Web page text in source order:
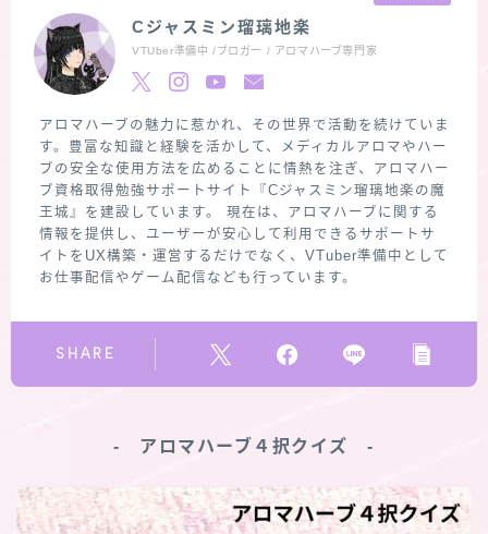
Cジャスミン瑠璃地楽
VTUber準備中 /ブロガー / アロマハーブ専門家
アロマハーブの魅力に惹かれ、その世界で活動を続けていま
す。豊富な知識と経験を活かして、メディカルアロマやハー
ブの安全な使用方法を広めることに情熱を注ぎ、アロマハー
ブ資格取得勉強サポートサイト『Cジャスミン瑠璃地楽の魔
王城』を建設しています。 現在は、アロマハーブに関する
情報を提供し、ユーザーが安心して利用できるサポートサ
イトをUX構築・運営するだけでなく、VTuber準備中として
お仕事配信やゲーム配信なども行っています。
SHARE
‐ アロマハーブ４択クイズ ‐